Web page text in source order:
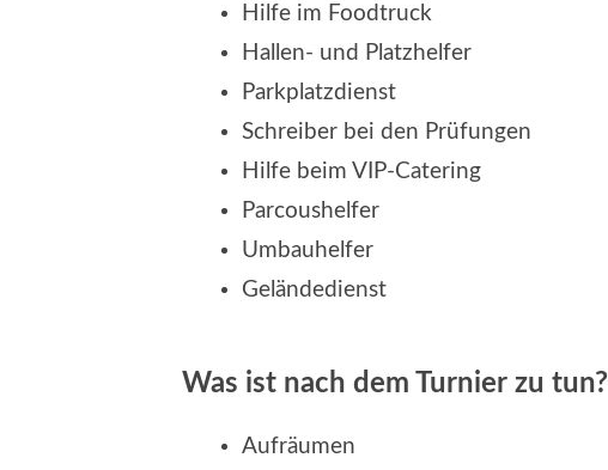
Hilfe im Foodtruck
Hallen- und Platzhelfer
Parkplatzdienst
Schreiber bei den Prüfungen
Hilfe beim VIP-Catering
Parcoushelfer
Umbauhelfer
Geländedienst
Was ist nach dem Turnier zu tun?
Aufräumen